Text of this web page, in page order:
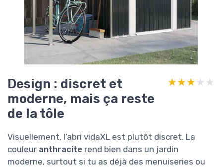
Design : discret et
moderne, mais ça reste
de la tôle
★★★★★
★★★★★
Visuellement, l’abri vidaXL est plutôt discret. La
couleur anthracite rend bien dans un jardin
moderne, surtout si tu as déjà des menuiseries ou